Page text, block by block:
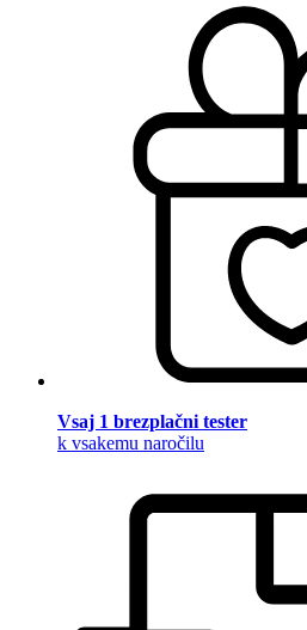
Vsaj 1 brezplačni tester
k vsakemu naročilu